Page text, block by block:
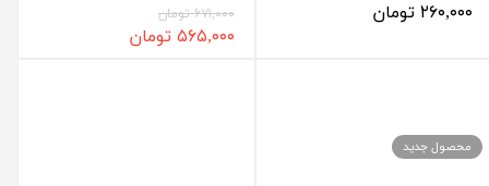
۲۶۰,۰۰۰ تومان
۶۷۱,۰۰۰ تومان
۵۶۵,۰۰۰ تومان
محصول جدید